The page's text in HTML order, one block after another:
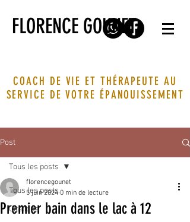
FLORENCE GOUNET
COACH DE VIE ET THÉRAPEUTE AU
SERVICE DE VOTRE ÉPANOUISSEMENT
Post
Tous les posts
Citations
Tous les posts
Premier bain dans le lac à 12
florencegounet
5 juin 2024 0 min de lecture